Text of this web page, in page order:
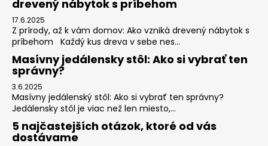
drevený nábytok s príbehom
17.6.2025
Z prírody, až k vám domov: Ako vzniká drevený nábytok s
príbehom Každý kus dreva v sebe nes...
Masívny jedálensky stôl: Ako si vybrať ten
správny?
3.6.2025
Masívny jedálenský stôl: Ako si vybrať ten správny?
Jedálensky stôl je viac než len miesto,...
5 najčastejších otázok, ktoré od vás
dostávame